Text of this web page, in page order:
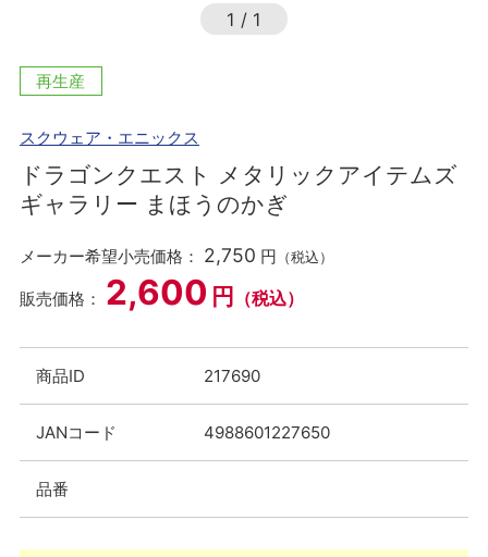
1 / 1
再生産
スクウェア・エニックス
ドラゴンクエスト メタリックアイテムズ
ギャラリー まほうのかぎ
メーカー希望小売価格： 2,750 円 （税込）
販売価格： 2,600 円 （税込）
商品ID 217690
JANコード 4988601227650
品番